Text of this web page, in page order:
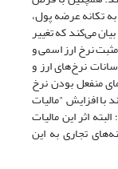
تکانه عرضه پول،
می‌کند که تغییر
نرخ ارز اسمی و
نرخ‌های ارز و
منفعل بودن نرخ
با افزایش "مالیات
اثر این مالیات
تجاری به این